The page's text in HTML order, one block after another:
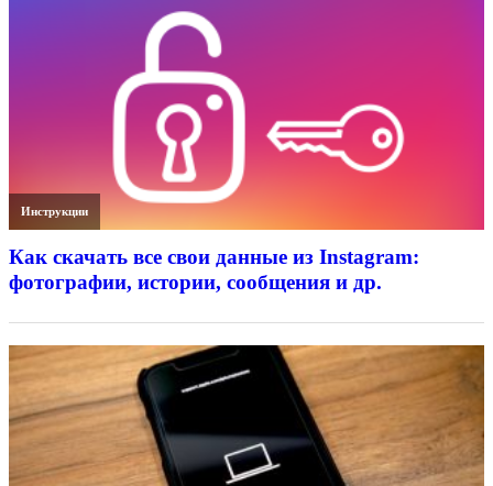
Инструкции
Как скачать все свои данные из Instagram:
фотографии, истории, сообщения и др.